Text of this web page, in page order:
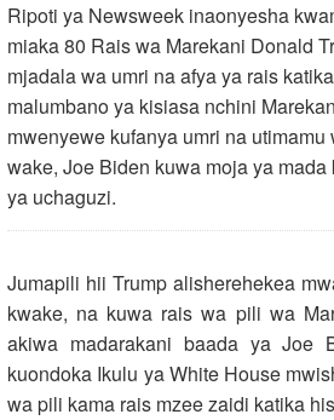
Ripoti ya Newsweek inaonyesha
miaka 80 Rais wa Marekani Donald
mjadala wa umri na afya ya rais
malumbano ya kisiasa nchini
mwenyewe kufanya umri na
wake, Joe Biden kuwa moja ya
ya uchaguzi.
Jumapili hii Trump alisherehekea
kwake, na kuwa rais wa pili wa
akiwa madarakani baada ya Joe
kuondoka Ikulu ya White House
wa pili kama rais mzee zaidi katika